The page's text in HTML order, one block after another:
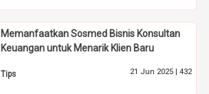
Memanfaatkan Sosmed Bisnis Konsultan
Keuangan untuk Menarik Klien Baru
Tips 21 Jun 2025 | 432